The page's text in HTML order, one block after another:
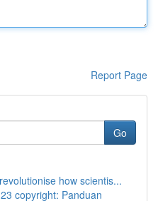
Report Page
Go
how scientis...
copyright: Panduan